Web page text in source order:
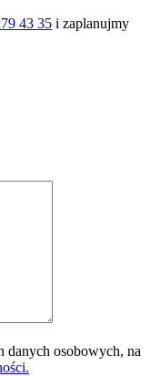
43 35 i zaplanujmy
danych osobowych, na